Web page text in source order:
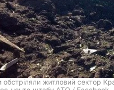
обстріляли житловий сектор